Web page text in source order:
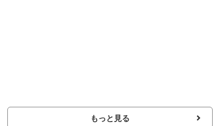
もっと見る